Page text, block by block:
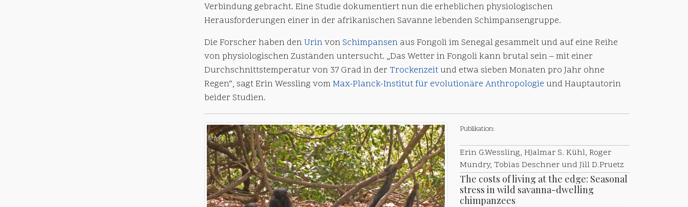
Verbindung gebracht. Eine Studie dokumentiert nun die erheblichen physiologischen
Herausforderungen einer in der afrikanischen Savanne lebenden Schimpansengruppe.
Die Forscher haben denUrinvon Schimpansen aus Fongoli im Senegal gesammelt und auf eine Reihe
von physiologischen Zuständen untersucht. „Das Wetter in Fongoli kann brutal sein – mit einer
Durchschnittstemperatur von 37 Grad in der Trockenzeitund etwa sieben Monaten pro Jahr ohne
Regen“, sagt Erin Wessling vomMax-Planck-Institut für evolutionäre Anthropologie und Hauptautorin
beider Studien.
Publikation:
Erin G.Wessling, Hjalmar S. Kühl, Roger
Mundry, Tobias Deschner und Jill D.Pruetz
The costs of living at the edge: Seasonal
stress in wild savanna-dwelling
chimpanzees